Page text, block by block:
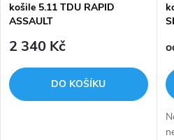
košile 5.11 TDU RAPID
ASSAULT
2 340 Kč
DO KOŠÍKU